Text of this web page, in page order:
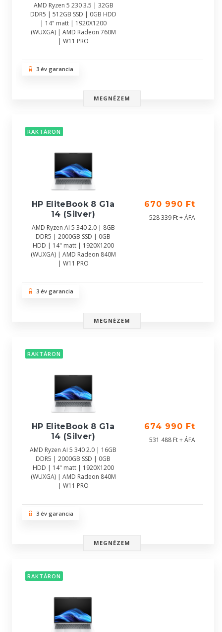
AMD Ryzen 5 230 3.5 | 32GB
DDR5 | 512GB SSD | 0GB HDD
| 14" matt | 1920X1200
(WUXGA) | AMD Radeon 760M
| W11 PRO
3 év garancia
MEGNÉZEM
RAKTÁRON
HP EliteBook 8 G1a
14 (Silver)
AMD Ryzen AI 5 340 2.0 | 8GB
DDR5 | 2000GB SSD | 0GB
HDD | 14" matt | 1920X1200
(WUXGA) | AMD Radeon 840M
| W11 PRO
670 990 Ft
528 339 Ft + ÁFA
3 év garancia
MEGNÉZEM
RAKTÁRON
HP EliteBook 8 G1a
14 (Silver)
AMD Ryzen AI 5 340 2.0 | 16GB
DDR5 | 2000GB SSD | 0GB
HDD | 14" matt | 1920X1200
(WUXGA) | AMD Radeon 840M
| W11 PRO
674 990 Ft
531 488 Ft + ÁFA
3 év garancia
MEGNÉZEM
RAKTÁRON